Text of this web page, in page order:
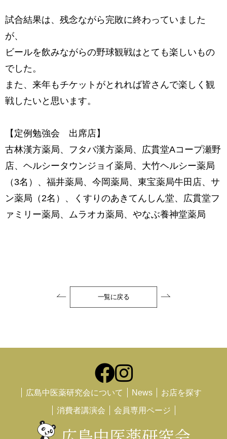
試合結果は、残念ながら完敗に終わっていました
が、
ビールを飲みながらの野球観戦はとても楽しいもの
でした。
また、来年もチケットがとれれば皆さんで楽しく観
戦したいと思います。
【定例勉強会 出席店】
古林漢方薬局、フタバ漢方薬局、広貫堂Aコープ瀬野
店、ヘルシータウンジョイ薬局、大竹ヘルシー薬局
（3名）、福井薬局、今岡薬局、東宝薬局牛田店、サ
ン薬局（2名）、くすりのあきてんしん堂、広貫堂フ
ァミリー薬局、ムラオカ薬局、やなぶ養神堂薬局
一覧に戻る
広島中医薬研究会について News お店を探す
消費者講演会 会員専用ページ